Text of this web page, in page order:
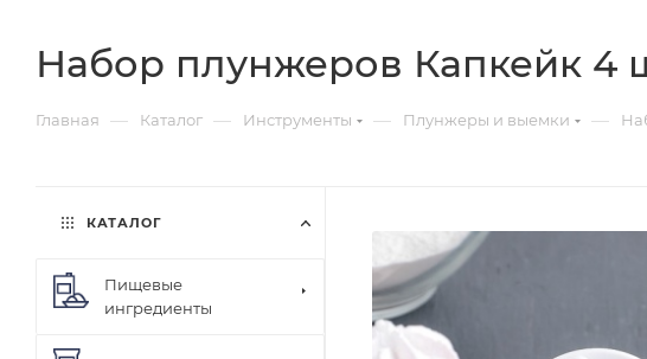
Набор плунжеров Капкейк 4
Главная — Каталог — Инструменты — Плунжеры и выемки —
КАТАЛОГ
Пищевые
ингредиенты